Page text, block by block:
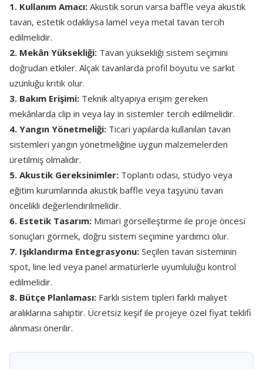
1. Kullanım Amacı: Akustik sorun varsa baffle veya akustik
tavan, estetik odaklıysa lamel veya metal tavan tercih
edilmelidir.
2. Mekân Yüksekliği: Tavan yüksekliği sistem seçimini
doğrudan etkiler. Alçak tavanlarda profil boyutu ve sarkıt
uzunluğu kritik olur.
3. Bakım Erişimi: Teknik altyapıya erişim gereken
mekânlarda clip in veya lay in sistemler tercih edilmelidir.
4. Yangın Yönetmeliği: Ticari yapılarda kullanılan tavan
sistemleri yangın yönetmeliğine uygun malzemelerden
üretilmiş olmalıdır.
5. Akustik Gereksinimler: Toplantı odası, stüdyo veya
eğitim kurumlarında akustik baffle veya taşyünü tavan
öncelikli değerlendirilmelidir.
6. Estetik Tasarım: Mimari görselleştirme ile proje öncesi
sonuçları görmek, doğru sistem seçimine yardımcı olur.
7. Işıklandırma Entegrasyonu: Seçilen tavan sisteminin
spot, line led veya panel armatürlerle uyumluluğu kontrol
edilmelidir.
8. Bütçe Planlaması: Farklı sistem tipleri farklı maliyet
aralıklarına sahiptir. Ücretsiz keşif ile projeye özel fiyat teklifi
alınması önerilir.